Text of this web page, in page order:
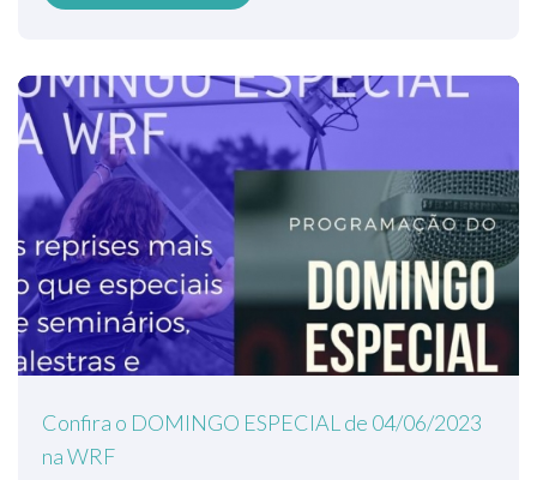
Confira o DOMINGO ESPECIAL de 04/06/2023
na WRF